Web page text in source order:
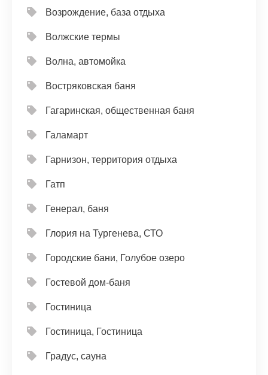
Возрождение, база отдыха
Волжские термы
Волна, автомойка
Востряковская баня
Гагаринская, общественная баня
Галамарт
Гарнизон, территория отдыха
Гатп
Генерал, баня
Глория на Тургенева, СТО
Городские бани, Голубое озеро
Гостевой дом-баня
Гостиница
Гостиница, Гостиница
Градус, сауна